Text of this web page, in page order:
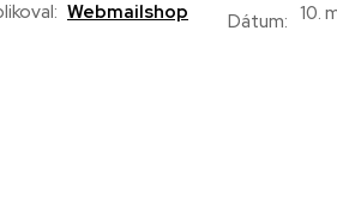
Webmailshop Dátum: 10.